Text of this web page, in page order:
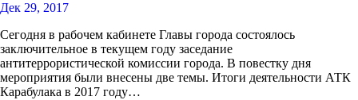
Дек 29, 2017
Сегодня в рабочем кабинете Главы города состоялось
заключительное в текущем году заседание
антитеррористической комиссии города. В повестку дня
мероприятия были внесены две темы. Итоги деятельности АТК
Карабулака в 2017 году…